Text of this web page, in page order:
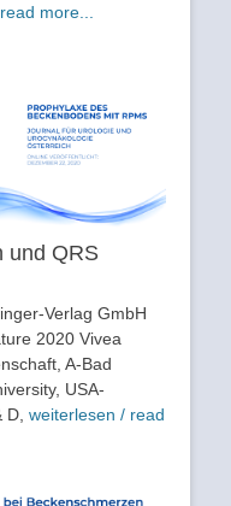
more...
und QRS
Verlag GmbH
2020 Vivea
A-Bad
USA-
weiterlesen / read